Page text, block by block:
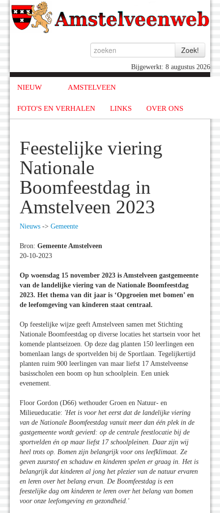
Bijgewerkt: 8 augustus 2026
NIEUW AMSTELVEEN
FOTO'S EN VERHALEN LINKS OVER ONS
Feestelijke viering
Nationale
Boomfeestdag in
Amstelveen 2023
Nieuws -> Gemeente
Bron: Gemeente Amstelveen
20-10-2023
Op woensdag 15 november 2023 is Amstelveen gastgemeente
van de landelijke viering van de Nationale Boomfeestdag
2023. Het thema van dit jaar is ‘Opgroeien met bomen’ en
de leefomgeving van kinderen staat centraal.
Op feestelijke wijze geeft Amstelveen samen met Stichting
Nationale Boomfeestdag op diverse locaties het startsein voor het
komende plantseizoen. Op deze dag planten 150 leerlingen een
bomenlaan langs de sportvelden bij de Sportlaan. Tegelijkertijd
planten ruim 900 leerlingen van maar liefst 17 Amstelveense
basisscholen een boom op hun schoolplein. Een uniek
evenement.
Floor Gordon (D66) wethouder Groen en Natuur- en
Milieueducatie: 'Het is voor het eerst dat de landelijke viering
van de Nationale Boomfeestdag vanuit meer dan één plek in de
gastgemeente wordt gevierd: op de centrale feestlocatie bij de
sportvelden én op maar liefst 17 schoolpleinen. Daar zijn wij
heel trots op. Bomen zijn belangrijk voor ons leefklimaat. Ze
geven zuurstof en schaduw en kinderen spelen er graag in. Het is
belangrijk dat kinderen al jong het plezier van de natuur ervaren
en leren over het belang ervan. De Boomfeestdag is een
feestelijke dag om kinderen te leren over het belang van bomen
voor onze leefomgeving en gezondheid.'